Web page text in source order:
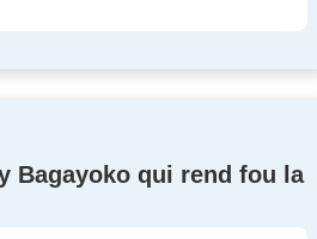
Bagayoko qui rend fou la